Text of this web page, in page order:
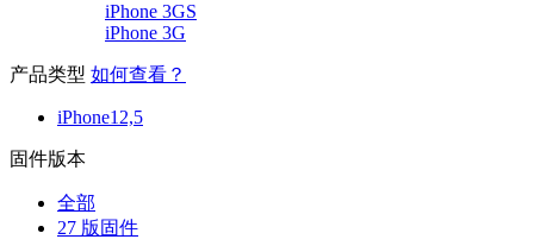
iPhone 3GS
iPhone 3G
产品类型 如何查看？
iPhone12,5
固件版本
全部
27 版固件